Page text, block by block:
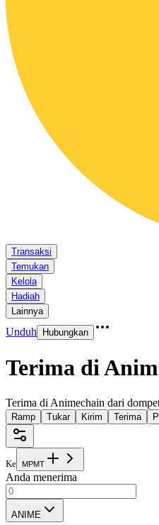
Transaksi
Temukan
Kelola
Hadiah
Lainnya
Unduh Hubungkan
Terima di
Terima di Animechain dari
Ramp Tukar Kirim Terima
Ke MPMT
Anda menerima
ANIME